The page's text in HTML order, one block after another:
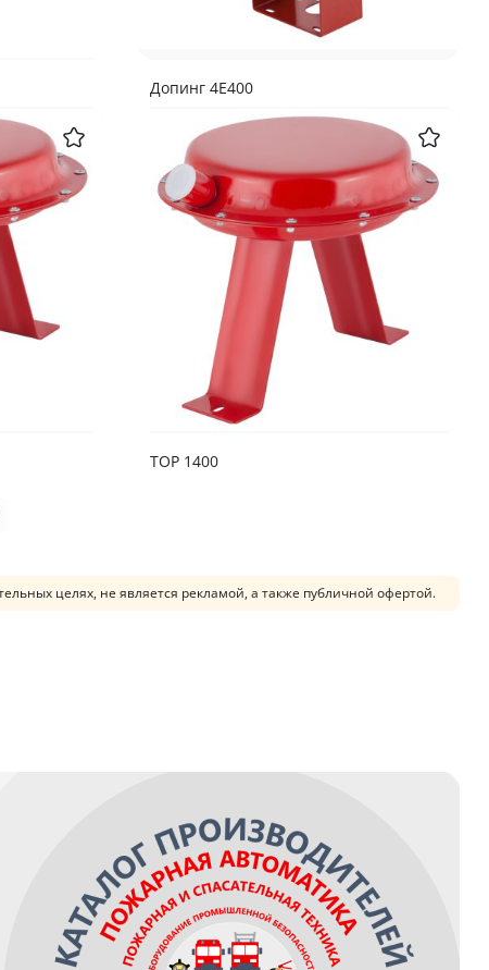
Допинг 4Е400
ТОР 1400
целях, не является рекламой, а также публичной офертой.